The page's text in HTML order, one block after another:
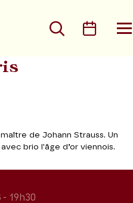
Rechercher
de Johann Strauss. Un
brio l'âge d’or viennois.
- 19h30